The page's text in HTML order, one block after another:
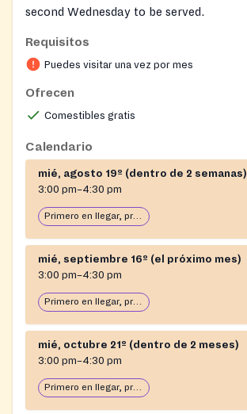
second Wednesday to be served.
Closed during 4th of July.
Requisitos
Puedes visitar una vez por mes
Ofrecen
Comestibles gratis
Calendario
mié, agosto 19º (dentro de 2 semanas)
3:00 pm–4:30 pm
Primero en llegar, primero en servir: abierto hasta que se acabe la comida
mié, septiembre 16º (el próximo mes)
3:00 pm–4:30 pm
Primero en llegar, primero en servir: abierto hasta que se acabe la comida
mié, octubre 21º (dentro de 2 meses)
3:00 pm–4:30 pm
Primero en llegar, primero en servir: abierto hasta que se acabe la comida